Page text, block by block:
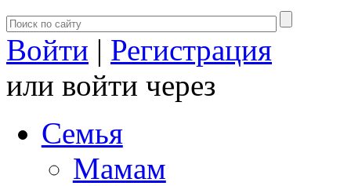
Войти | Регистрация
или войти через
Семья
Мамам